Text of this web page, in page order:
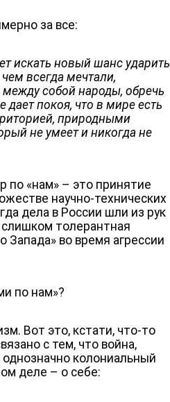
за все:
искать новый шанс ударить
всегда мечтали,
между собой народы, обречь
покоя, что в мире есть
природными
не умеет и никогда не
по «нам» – это принятие
научно-технических
дела в России шли из рук
толерантная
Запада» во время агрессии
по нам»?
Вот это, кстати, что-то
с тем, что война,
колониальный
деле – о себе: